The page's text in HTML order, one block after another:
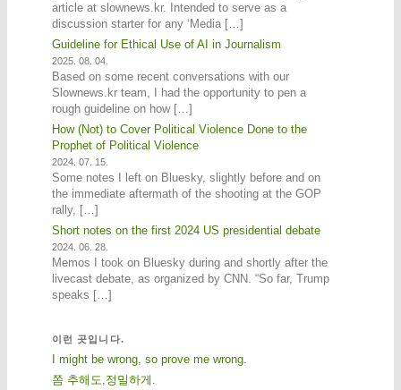
article at slownews.kr. Intended to serve as a
discussion starter for any ‘Media […]
Guideline for Ethical Use of AI in Journalism
2025. 08. 04.
Based on some recent conversations with our
Slownews.kr team, I had the opportunity to pen a
rough guideline on how […]
How (Not) to Cover Political Violence Done to the
Prophet of Political Violence
2024. 07. 15.
Some notes I left on Bluesky, slightly before and on
the immediate aftermath of the shooting at the GOP
rally, […]
Short notes on the first 2024 US presidential debate
2024. 06. 28.
Memos I took on Bluesky during and shortly after the
livecast debate, as organized by CNN. “So far, Trump
speaks […]
이런 곳입니다.
I might be wrong, so prove me wrong.
쫌 추해도,정밀하게.